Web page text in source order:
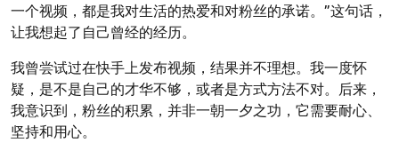
一个视频，都是我对生活的热爱和对粉丝的承诺。”这句话，
让我想起了自己曾经的经历。
我曾尝试过在快手上发布视频，结果并不理想。我一度怀
疑，是不是自己的才华不够，或者是方式方法不对。后来，
我意识到，粉丝的积累，并非一朝一夕之功，它需要耐心、
坚持和用心。